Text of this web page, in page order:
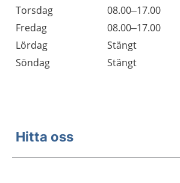
Torsdag
08.00–17.00
Fredag
08.00–17.00
Lördag
Stängt
Söndag
Stängt
Hitta oss